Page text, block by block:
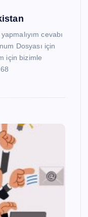
cevabı
Dosyası için
için bizimle